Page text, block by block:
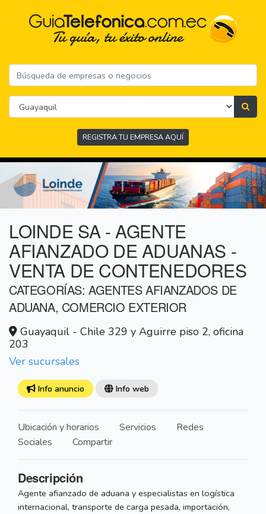
REGISTRA TU EMPRESA AQUÍ
LOINDE SA - AGENTE
AFIANZADO DE ADUANAS -
VENTA DE CONTENEDORES
CATEGORÍAS: AGENTES AFIANZADOS DE
ADUANA, COMERCIO EXTERIOR
Guayaquil - Chile 329 y Aguirre piso 2, oficina
203
Ver sucursales
Info anuncio Info web
Ubicación y horarios Servicios
Redes
Sociales
Compartir
Descripción
Agente afianzado de aduana y especialistas en logística
internacional, transporte de carga pesada, importación,